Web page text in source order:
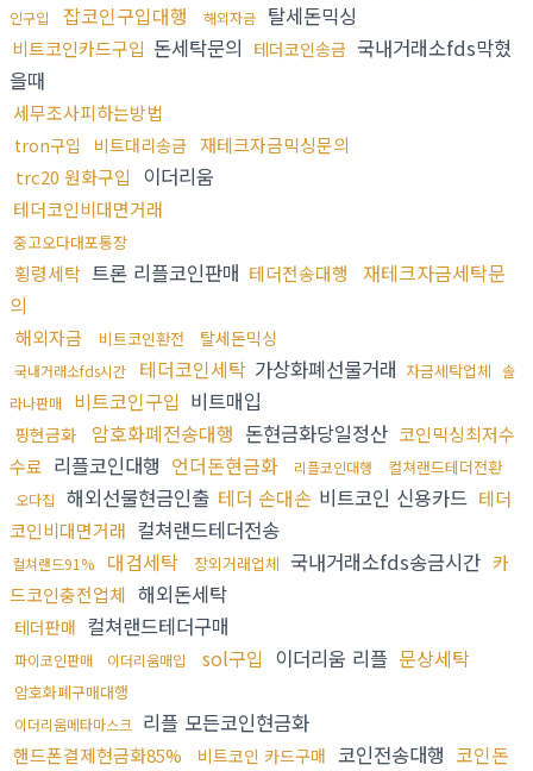
인구입
잡코인구입대행 해외자금 탈세돈믹싱
비트코인카드구입 돈세탁문의 테더코인송금 국내거래소fds막혔
을때
세무조사피하는방법
tron구입 비트대리송금 재테크자금믹싱문의
trc20 원화구입
이더리움
테더코인비대면거래
중고오다대포통장
횡령세탁 트론 리플코인판매 테더전송대행
재테크자금세탁문
의
해외자금 비트코인환전 탈세돈믹싱
국내거래소fds시간 테더코인세탁 가상화폐선물거래 자금세탁업체 솔
라나판매
비트코인구입 비트매입
핑현금화 암호화폐전송대행 돈현금화당일정산 코인믹싱최저수
수료 리플코인대행 언더돈현금화 리플코인대행 컬쳐랜드테더전환
오다집 해외선물현금인출 테더 손대손 비트코인 신용카드 테더
코인비대면거래 컬쳐랜드테더전송
컬쳐랜드91% 대검세탁 장외거래업체 국내거래소fds송금시간 카
드코인충전업체 해외돈세탁
테더판매 컬쳐랜드테더구매
파이코인판매 이더리움매입 sol구입 이더리움 리플 문상세탁
암호화폐구매대행
이더리움메타마스크 리플 모든코인현금화
핸드폰결제현금화85% 비트코인 카드구매 코인전송대행 코인돈